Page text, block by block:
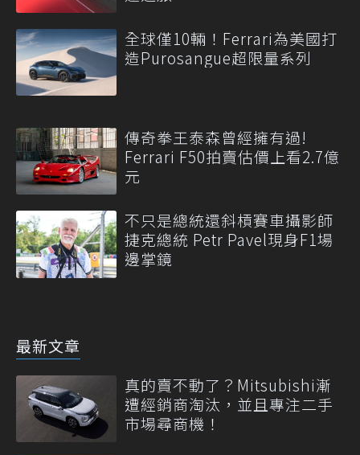
全球僅10輛！Ferrari為美國打
造Purosangue超限量系列
傳奇拳王泰森曾經擁有過!
Ferrari F50拍賣估價上看2.7億
元
不只是總統還斜槓賽車攝影師
捷克總統 Petr Pavel現身F1場
邊掌鏡
最新文章
真的賣不動了？Mitsubishi漸
遭經銷商淘汰，並且專注二手
市場尋商機！